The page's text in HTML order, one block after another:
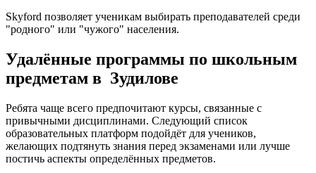
Skyford позволяет ученикам выбирать преподавателей среди
"родного" или "чужого" населения.
Удалённые программы по школьным
предметам в Зудилове
Ребята чаще всего предпочитают курсы, связанные с
привычными дисциплинами. Следующий список
образовательных платформ подойдёт для учеников,
желающих подтянуть знания перед экзаменами или лучше
постичь аспекты определённых предметов.